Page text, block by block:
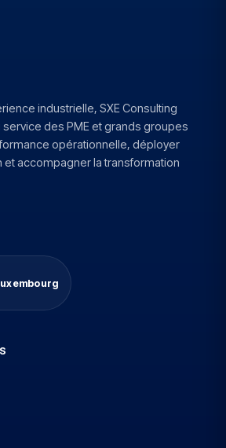
industrielle, SXE Consulting
des PME et grands groupes
opérationnelle, déployer
accompagner la transformation